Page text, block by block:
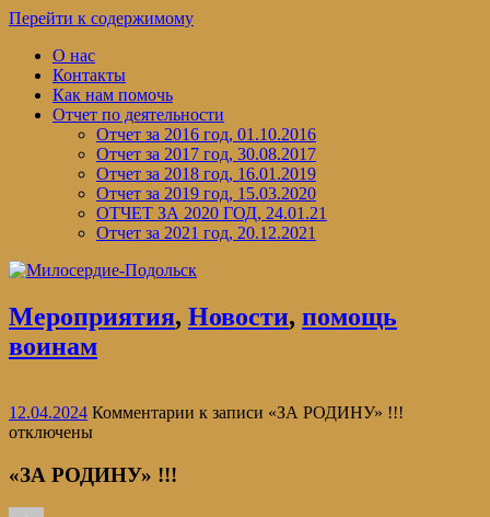
Перейти к содержимому
О нас
Контакты
Как нам помочь
Отчет по деятельности
Отчет за 2016 год, 01.10.2016
Отчет за 2017 год, 30.08.2017
Отчет за 2018 год, 16.01.2019
Отчет за 2019 год, 15.03.2020
ОТЧЕТ ЗА 2020 ГОД, 24.01.21
Отчет за 2021 год, 20.12.2021
Мероприятия, Новости, помощь
воинам
12.04.2024 Комментарии к записи «ЗА РОДИНУ» !!!
отключены
«ЗА РОДИНУ» !!!